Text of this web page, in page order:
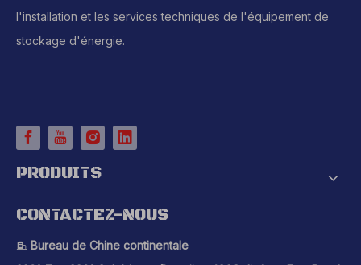
l'installation et les services techniques de l'équipement de
stockage d'énergie.
PRODUITS
CONTACTEZ-NOUS
 Bureau de Chine continentale